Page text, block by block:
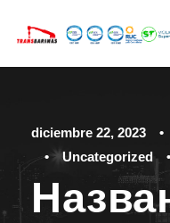
diciembre 22, 2023 •
•
Uncategorized •